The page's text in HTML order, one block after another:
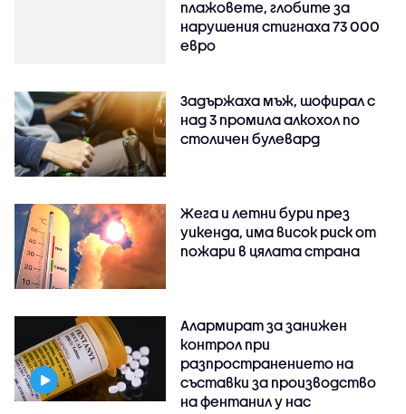
плажовете, глобите за
нарушения стигнаха 73 000
евро
Задържаха мъж, шофирал с
над 3 промила алкохол по
столичен булевард
Жега и летни бури през
уикенда, има висок риск от
пожари в цялата страна
Алармират за занижен
контрол при
разпространението на
съставки за производство
на фентанил у нас